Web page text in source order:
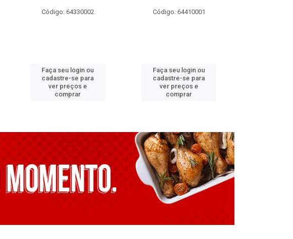
Código: 64330002
Faça seu login ou
cadastre-se para
ver preços e
comprar
Código: 64410001
Faça seu login ou
cadastre-se para
ver preços e
comprar